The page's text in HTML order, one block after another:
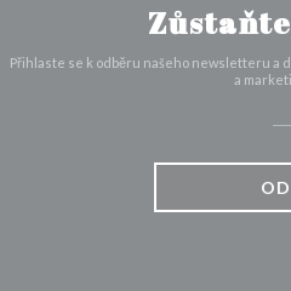
Přihlaste se k odběru našeho newsletteru a
a